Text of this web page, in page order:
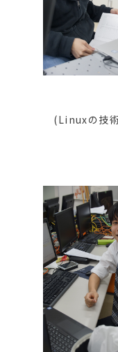
(Linuxの技